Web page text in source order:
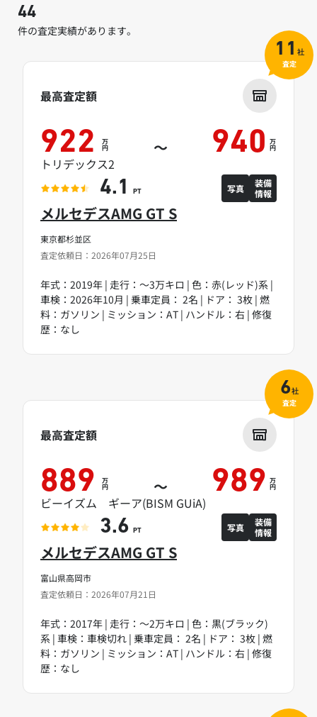
44
件の査定実績があります。
東京都杉並区
査定依頼日：2026年07月25日
メルセデスAMG GT S
年式：2019年 | 走行：～3万キロ | 色：赤(レッド)系 |
車検：2026年10月 | 乗車定員： 2名 | ドア： 3枚 | 燃
料：ガソリン | ミッション：AT | ハンドル：右 | 修復
歴：なし
最高査定額
922 万
円 ～ 940 万
円
トリデックス2
4.1 PT 写真
装備
情報
11 社
査定
富山県高岡市
査定依頼日：2026年07月21日
メルセデスAMG GT S
年式：2017年 | 走行：～2万キロ | 色：黒(ブラック)
系 | 車検：車検切れ | 乗車定員： 2名 | ドア： 3枚 | 燃
料：ガソリン | ミッション：AT | ハンドル：右 | 修復
歴：なし
最高査定額
889 万
円 ～ 989 万
円
ビーイズム ギーア(BISM GUiA)
3.6 PT 写真
装備
情報
6社
査定